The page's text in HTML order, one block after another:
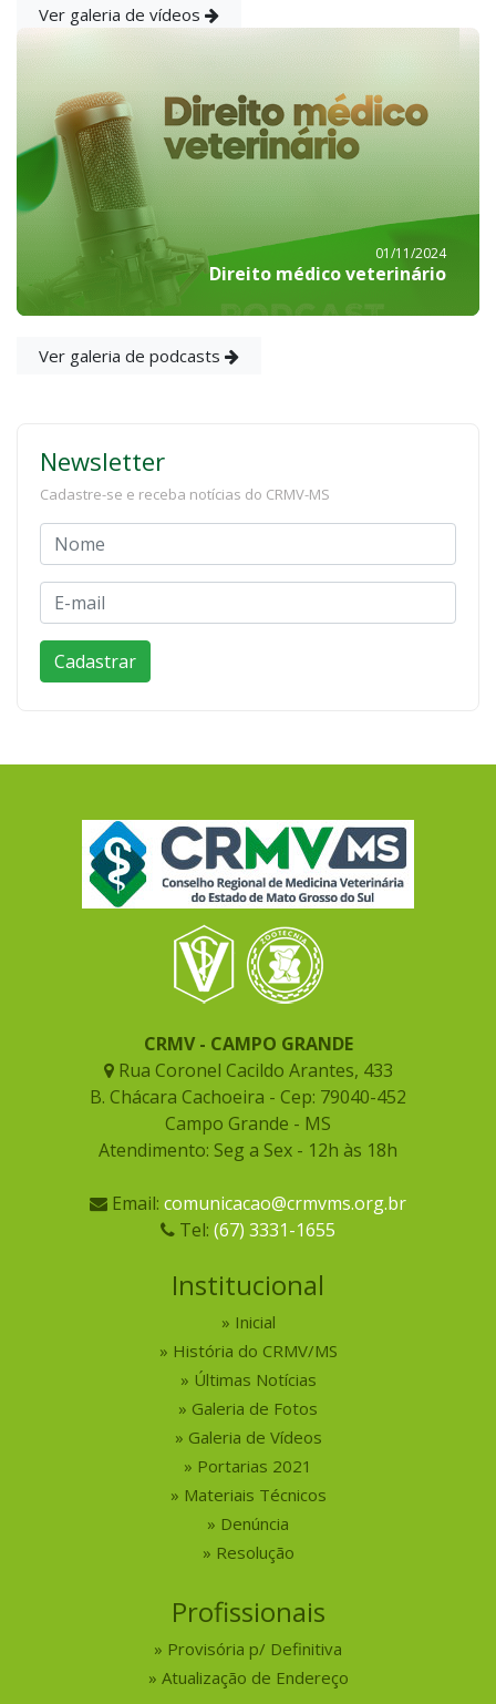
Ver galeria de vídeos
01/11/2024
Direito médico veterinário
Ver galeria de podcasts
Newsletter
Cadastre-se e receba notícias do CRMV-MS
CRMV - CAMPO GRANDE
Rua Coronel Cacildo Arantes, 433
B. Chácara Cachoeira - Cep: 79040-452
Campo Grande - MS
Atendimento: Seg a Sex - 12h às 18h
Email: comunicacao@crmvms.org.br
Tel: (67) 3331-1655
Institucional
Inicial
História do CRMV/MS
Últimas Notícias
Galeria de Fotos
Galeria de Vídeos
Portarias 2021
Materiais Técnicos
Denúncia
Resolução
Profissionais
Provisória p/ Definitiva
Atualização de Endereço